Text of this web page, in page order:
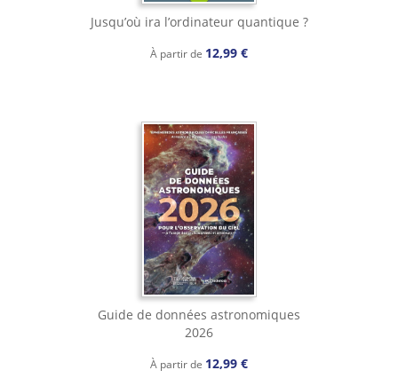
Jusqu’où ira l’ordinateur quantique ?
À partir de 12,99 €
Guide de données astronomiques
2026
À partir de 12,99 €